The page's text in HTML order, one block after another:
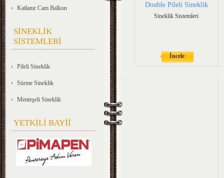
Katlanır Cam Balkon
SİNEKLİK
SİSTEMLERİ
Pileli Sineklik
Sürme Sineklik
Menteşeli Sineklik
YETKİLİ BAYİİ
Double Pileli Sineklik
Sineklik Sistemleri
İncele